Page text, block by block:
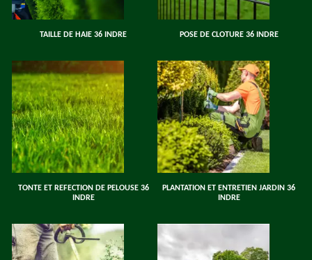
TAILLE DE HAIE 36 INDRE POSE DE CLOTURE 36 INDRE
TONTE ET REFECTION DE PELOUSE 36
INDRE
PLANTATION ET ENTRETIEN JARDIN 36
INDRE